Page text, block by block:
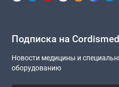
Подписка на Cordismed
Новости медицины и
оборудованию